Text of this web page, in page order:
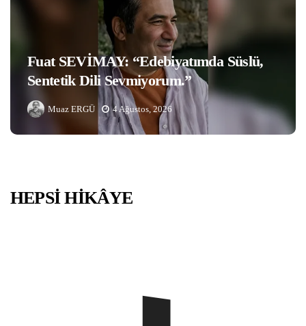
Fuat SEVİMAY: “Edebiyatımda Süslü,
Sentetik Dili Sevmiyorum.”
Muaz ERGÜ 4 Ağustos, 2026
HEPSİ HİKÂYE